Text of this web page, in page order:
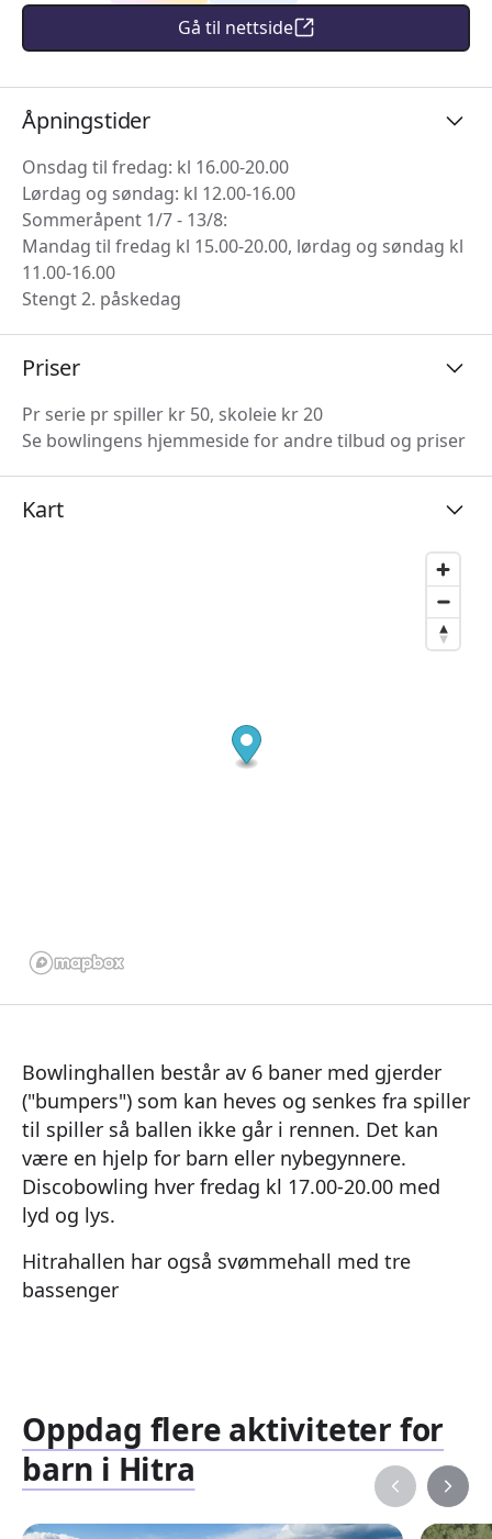
Gå til nettside
Åpningstider
Onsdag til fredag: kl 16.00-20.00
Lørdag og søndag: kl 12.00-16.00
Sommeråpent 1/7 - 13/8:
Mandag til fredag kl 15.00-20.00, lørdag og søndag kl
11.00-16.00
Stengt 2. påskedag
Priser
Pr serie pr spiller kr 50, skoleie kr 20
Se bowlingens hjemmeside for andre tilbud og priser
Kart
Bowlinghallen består av 6 baner med gjerder
("bumpers") som kan heves og senkes fra spiller
til spiller så ballen ikke går i rennen. Det kan
være en hjelp for barn eller nybegynnere.
Discobowling hver fredag kl 17.00-20.00 med
lyd og lys.
Hitrahallen har også svømmehall med tre
bassenger
Oppdag flere aktiviteter for
barn i Hitra